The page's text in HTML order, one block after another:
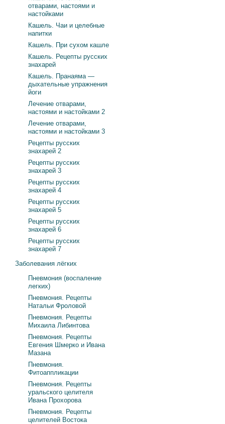
отварами, настоями и
настойками
Кашель. Чаи и целебные
напитки
Кашель. При сухом кашле
Кашель. Рецепты русских
знахарей
Кашель. Пранаяма —
дыхательные упражнения
йоги
Лечение отварами,
настоями и настойками 2
Лечение отварами,
настоями и настойками 3
Рецепты русских
знахарей 2
Рецепты русских
знахарей 3
Рецепты русских
знахарей 4
Рецепты русских
знахарей 5
Рецепты русских
знахарей 6
Рецепты русских
знахарей 7
Заболевания лёгких
Пневмония (воспаление
легких)
Пневмония. Рецепты
Натальи Фроловой
Пневмония. Рецепты
Михаила Либинтова
Пневмония. Рецепты
Евгения Шмерко и Ивана
Мазана
Пневмония.
Фитоаппликации
Пневмония. Рецепты
уральского целителя
Ивана Прохорова
Пневмония. Рецепты
целителей Востока